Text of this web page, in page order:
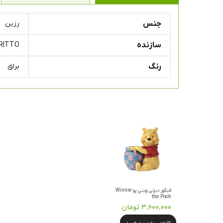
جنس رزین
سازنده
رنگ براق
فیگور دیزنی وینی پو Winnie
the Pooh
۳,۶۰۰,۰۰۰ تومان